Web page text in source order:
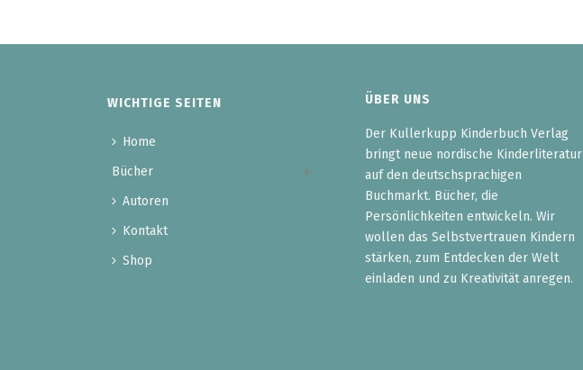
WICHTIGE SEITEN
Home
Bücher
Autoren
Kontakt
Shop
ÜBER UNS
Der Kullerkupp Kinderbuch Verlag
bringt neue nordische Kinderliteratur
auf den deutschsprachigen
Buchmarkt. Bücher, die
Persönlichkeiten entwickeln. Wir
wollen das Selbstvertrauen Kindern
stärken, zum Entdecken der Welt
einladen und zu Kreativität anregen.